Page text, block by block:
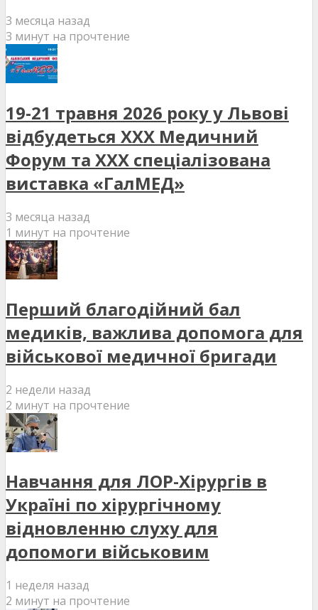
3 месяца назад
3 минут на прочтение
19-21 травня 2026 року у Львові
відбудеться XXX Медичний
Форум та XXX спеціалізована
виставка «ГалМЕД»
3 месяца назад
1 минут на прочтение
Перший благодійний бал
медиків, важлива допомога для
військової медичної бригади
2 недели назад
2 минут на прочтение
Навчання для ЛОР-Хірургів в
Україні по хірургічному
відновленню слуху для
допомоги військовим
1 неделя назад
2 минут на прочтение